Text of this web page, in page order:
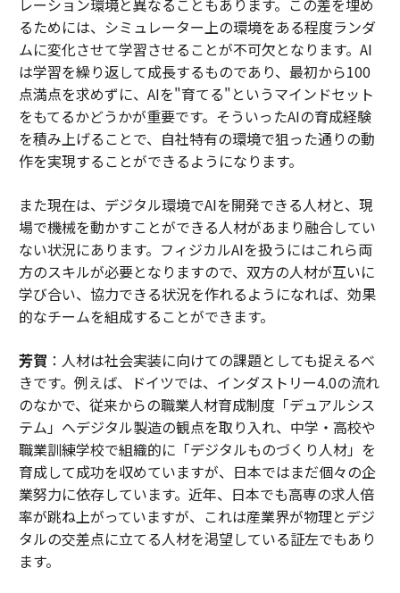
レーション環境と異なることもあります。この差を埋め
るためには、シミュレーター上の環境をある程度ランダ
ムに変化させて学習させることが不可欠となります。AI
は学習を繰り返して成長するものであり、最初から100
点満点を求めずに、AIを"育てる"というマインドセット
をもてるかどうかが重要です。そういったAIの育成経験
を積み上げることで、自社特有の環境で狙った通りの動
作を実現することができるようになります。
また現在は、デジタル環境でAIを開発できる人材と、現
場で機械を動かすことができる人材があまり融合してい
ない状況にあります。フィジカルAIを扱うにはこれら両
方のスキルが必要となりますので、双方の人材が互いに
学び合い、協力できる状況を作れるようになれば、効果
的なチームを組成することができます。
芳賀 ：人材は社会実装に向けての課題としても捉えるべ
きです。例えば、ドイツでは、インダストリー4.0の流れ
のなかで、従来からの職業人材育成制度「デュアルシス
テム」へデジタル製造の観点を取り入れ、中学・高校や
職業訓練学校で組織的に「デジタルものづくり人材」を
育成して成功を収めていますが、日本ではまだ個々の企
業努力に依存しています。近年、日本でも高専の求人倍
率が跳ね上がっていますが、これは産業界が物理とデジ
タルの交差点に立てる人材を渇望している証左でもあり
ます。